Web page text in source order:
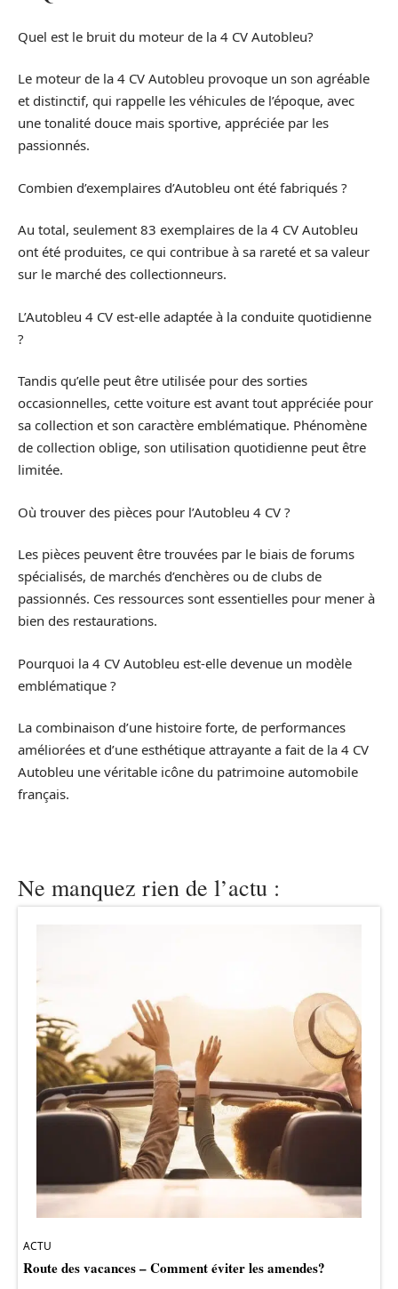
Quel est le bruit du moteur de la 4 CV Autobleu?
Le moteur de la 4 CV Autobleu provoque un son agréable
et distinctif, qui rappelle les véhicules de l’époque, avec
une tonalité douce mais sportive, appréciée par les
passionnés.
Combien d’exemplaires d’Autobleu ont été fabriqués ?
Au total, seulement 83 exemplaires de la 4 CV Autobleu
ont été produites, ce qui contribue à sa rareté et sa valeur
sur le marché des collectionneurs.
L’Autobleu 4 CV est-elle adaptée à la conduite quotidienne
?
Tandis qu’elle peut être utilisée pour des sorties
occasionnelles, cette voiture est avant tout appréciée pour
sa collection et son caractère emblématique. Phénomène
de collection oblige, son utilisation quotidienne peut être
limitée.
Où trouver des pièces pour l’Autobleu 4 CV ?
Les pièces peuvent être trouvées par le biais de forums
spécialisés, de marchés d’enchères ou de clubs de
passionnés. Ces ressources sont essentielles pour mener à
bien des restaurations.
Pourquoi la 4 CV Autobleu est-elle devenue un modèle
emblématique ?
La combinaison d’une histoire forte, de performances
améliorées et d’une esthétique attrayante a fait de la 4 CV
Autobleu une véritable icône du patrimoine automobile
français.
Ne manquez rien de l’actu :
ACTU
Route des vacances – Comment éviter les amendes?